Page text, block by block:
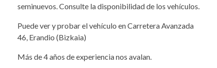
seminuevos. Consulte la disponibilidad de los vehículos.
Puede ver y probar el vehículo en Carretera Avanzada
46, Erandio (Bizkaia)
Más de 4 años de experiencia nos avalan.